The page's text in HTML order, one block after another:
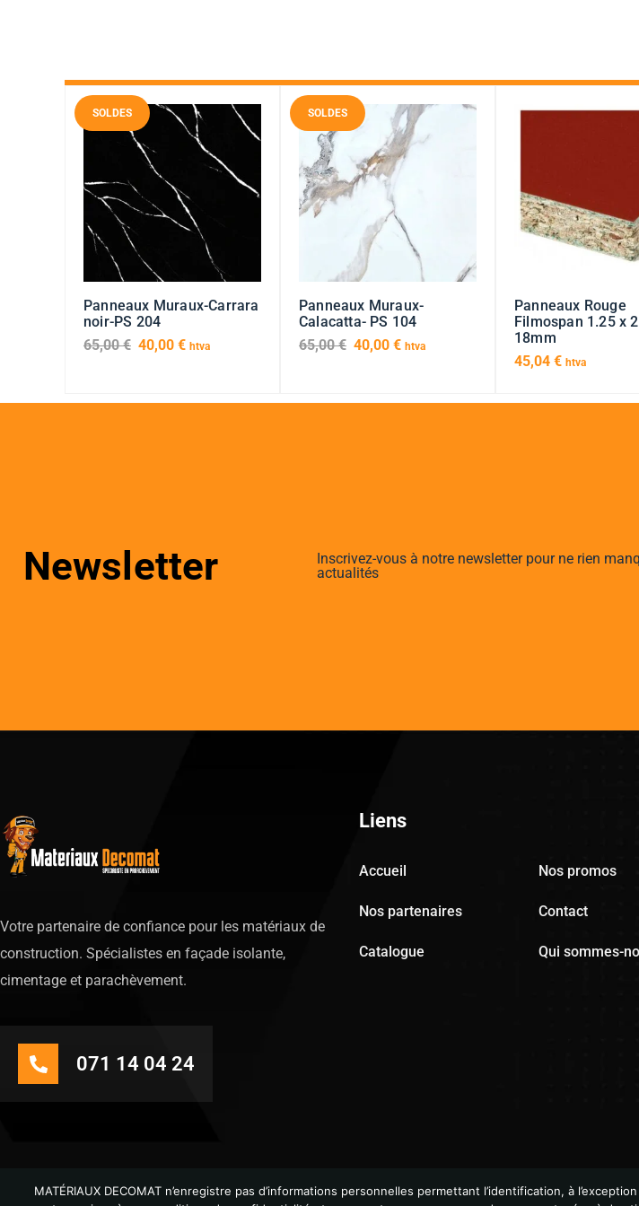
SOLDES
Panneaux Muraux-Carrara
noir-PS 204
65,00€ 40,00 € htva
SOLDES
Panneaux Muraux-
Calacatta- PS 104
65,00€ 40,00 € htva
Panneaux Rouge
Filmospan 1.25 x
18mm
45,04 € htva
Newsletter
Inscrivez-vous à notre newsletter pour ne rien
actualités
Votre partenaire de confiance pour les matériaux de
construction. Spécialistes en façade isolante,
cimentage et parachèvement.
071 14 04 24
Liens
Accueil Nos promos
Nos partenaires Contact
Catalogue Qui sommes-
MATÉRIAUX DECOMAT n’enregistre pas d’informations personnelles permettant l’identification, à